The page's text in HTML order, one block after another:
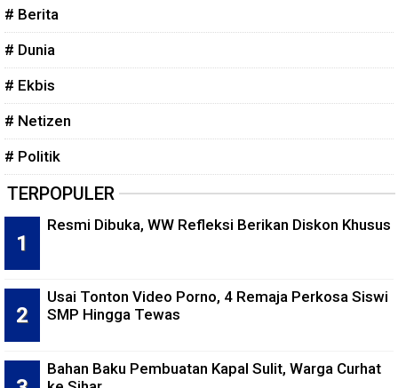
# Berita
# Dunia
# Ekbis
# Netizen
# Politik
TERPOPULER
Resmi Dibuka, WW Refleksi Berikan Diskon Khusus
Usai Tonton Video Porno, 4 Remaja Perkosa Siswi
SMP Hingga Tewas
Bahan Baku Pembuatan Kapal Sulit, Warga Curhat